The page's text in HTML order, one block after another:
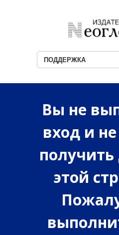
ПОДДЕРЖКА
Вы не
вход и
получить
этой